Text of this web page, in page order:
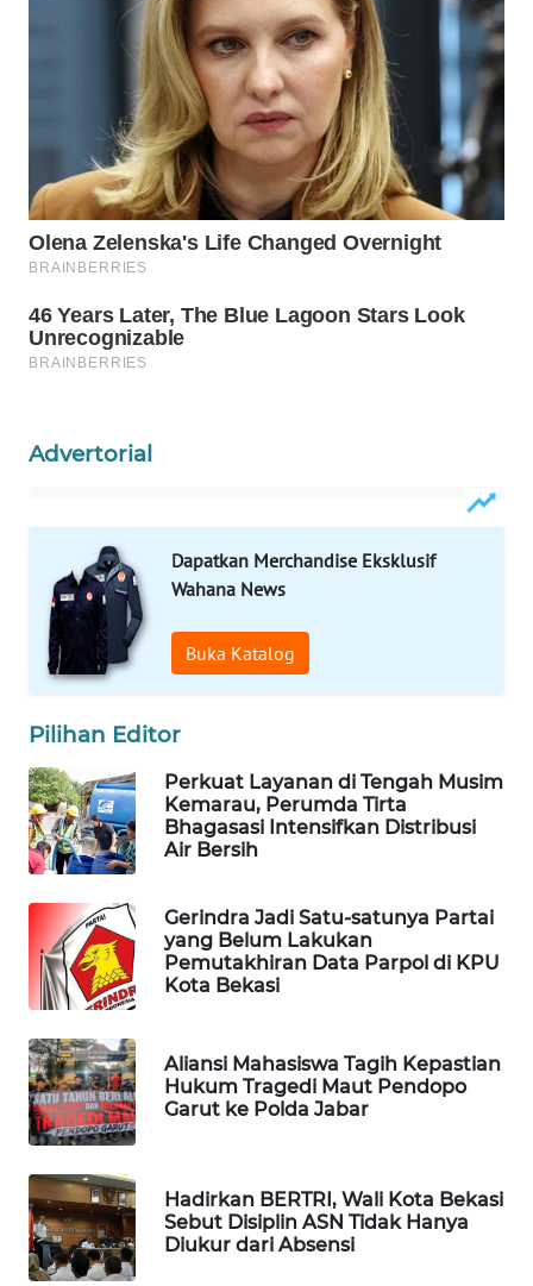
Advertorial
Dapatkan Merchandise Eksklusif
Wahana News
Buka Katalog
Pilihan Editor
Perkuat Layanan di Tengah Musim
Kemarau, Perumda Tirta
Bhagasasi Intensifkan Distribusi
Air Bersih
Gerindra Jadi Satu-satunya Partai
yang Belum Lakukan
Pemutakhiran Data Parpol di KPU
Kota Bekasi
Aliansi Mahasiswa Tagih Kepastian
Hukum Tragedi Maut Pendopo
Garut ke Polda Jabar
Hadirkan BERTRI, Wali Kota Bekasi
Sebut Disiplin ASN Tidak Hanya
Diukur dari Absensi
WAHANANEWS
WAHANANEWS
CO ID
WAHANANEWS
NET
SPORT
WAHANA
WAHANA
WAHANA
PERSONA
WAHANA
OTOMOTIF
WAHANA
HEALTH
WAHANA
DESA
WISATA
LAPAK
WAHANA
Wahana
KONSUMEN
LISTRIK
MASYARAKAT
KELISTRIKAN
WALINKI